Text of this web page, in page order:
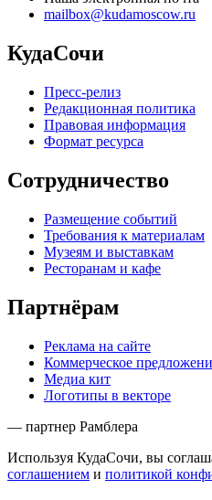
mailbox@kudamoscow.ru
КудаСочи
Пресс-релиз
Редакционная политика
Правовая информация
Формат ресурса
Сотрудничество
Размещение событий
Требования к материалам
Музеям и выставкам
Ресторанам и кафе
Партнёрам
Реклама на сайте
Коммерческое
Медиа кит
Логотипы в векторе
— партнер Рамблера
Используя КудаСочи, вы
соглашением и политикой